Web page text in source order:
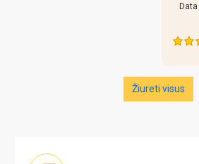
Data
Žiureti visus